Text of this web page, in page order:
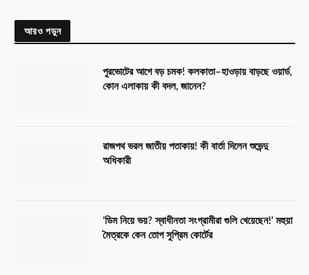
আরও পড়ুন
পুরভোটের আগে বড় চমক! কলকাতা–হাওড়ায় বাড়ছে ওয়ার্ড,
কোন এলাকায় কী বদল, জানেন?
রাজপথ ভরল জাতীয় পতাকায়! কী বার্তা দিলেন শুভেন্দু
অধিকারী
‘ডিম নিয়ে ভয়? স্বাধীনতা সংগ্রামীরা গুলি খেয়েছেন!’ মহুয়া
মৈত্রকে কেন তোপ সুপ্রিম কোর্টের